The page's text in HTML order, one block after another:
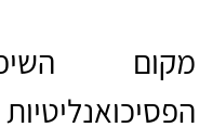
מקום
הפסיכואנליטיות